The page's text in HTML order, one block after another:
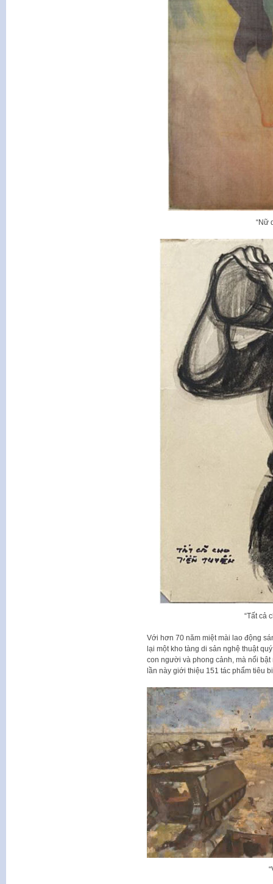
“Nữ
“Tất cả
Với hơn 70 năm miệt mài lao động
lại một kho tàng di sản nghệ thuật
con người và phong cảnh, mà nổi
lần này giới thiệu 151 tác phẩm tiêu